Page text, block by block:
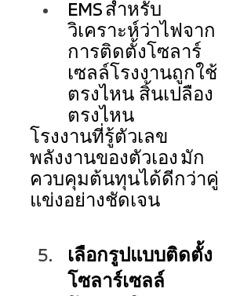
EMS สำหรับ
วิเคราะห์ว่าไฟจาก
การติดตั้งโซลาร์
เซลล์โรงงานถูกใช้
ตรงไหน สิ้นเปลือง
ตรงไหน
โรงงานที่รู้ตัวเลข
พลังงานของตัวเอง มัก
ควบคุมต้นทุนได้ดีกว่าคู่
แข่งอย่างชัดเจน
เลือกรูปแบบติดตั้ง
โซลาร์เซลล์